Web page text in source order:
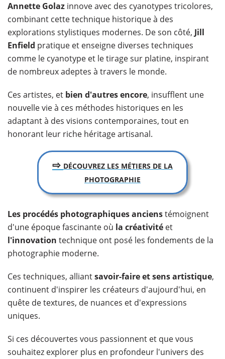
Annette Golaz innove avec des cyanotypes tricolores,
combinant cette technique historique à des
explorations stylistiques modernes. De son côté, Jill
Enfield pratique et enseigne diverses techniques
comme le cyanotype et le tirage sur platine, inspirant
de nombreux adeptes à travers le monde.
Ces artistes, et bien d'autres encore, insufflent une
nouvelle vie à ces méthodes historiques en les
adaptant à des visions contemporaines, tout en
honorant leur riche héritage artisanal.
⇨ DÉCOUVREZ LES MÉTIERS DE LA
PHOTOGRAPHIE
​Les procédés photographiques ancienstémoignent
d'une époque fascinante où la créativité et
l'innovation technique ont posé les fondements de la
photographie moderne.
Ces techniques, alliantsavoir-faire et sens artistique,
continuent d'inspirer les créateurs d'aujourd'hui, en
quête de textures, de nuances et d'expressions
uniques.
Si ces découvertes vous passionnent et que vous
souhaitez explorer plus en profondeur l'univers des